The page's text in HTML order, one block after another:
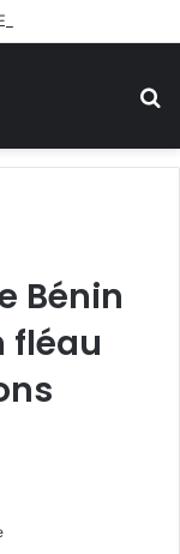
Bénin
fléau